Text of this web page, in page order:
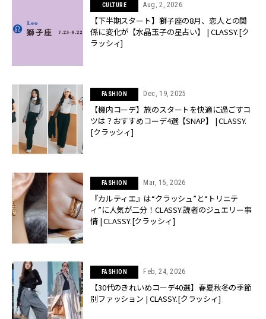
CULTURE Aug, 2, 2026
【下半期スタート】獅子座の8月、恋人との関
係に変化が【水晶玉子の星占い】 | CLASSY.[ク
ラッシィ]
FASHION Dec, 19, 2025
【機内コーデ】旅のスタートを快適に過ごすコ
ツは？おすすめコーデ4選【SNAP】 | CLASSY.
[クラッシィ]
FASHION Mar, 15, 2026
『カルティエ』は“クラッシュ”と“トリニテ
ィ”に人気が二分！CLASSY.読者のジュエリー事
情 | CLASSY.[クラッシィ]
FASHION Feb, 24, 2026
【30代のきれいめコーデ40選】春夏秋冬の季節
別ファッション | CLASSY.[クラッシィ]